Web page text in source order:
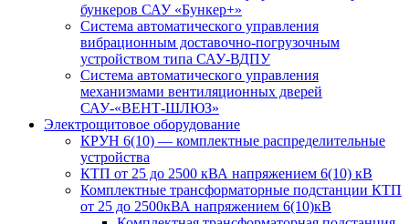
бункеров САУ «Бункер+»
Система автоматического управления
вибрационным доставочно-погрузочным
устройством типа САУ-ВДПУ
Система автоматического управления
механизмами вентиляционных дверей
САУ-«ВЕНТ-ШЛЮЗ»
Электрощитовое оборудование
КРУН 6(10) — комплектные распределительные
устройства
КТП от 25 до 2500 кВА напряжением 6(10) кВ
Комплектные трансформаторные подстанции КТП
от 25 до 2500кВА напряжением 6(10)кВ